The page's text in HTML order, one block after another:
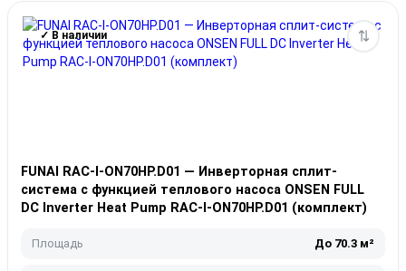
✓ В наличии
FUNAI RAC-I-ON70HP.D01 — Инверторная сплит-
система с функцией теплового насоса ONSEN FULL
DC Inverter Heat Pump RAC-I-ON70HP.D01 (комплект)
Площадь До 70.3 м²